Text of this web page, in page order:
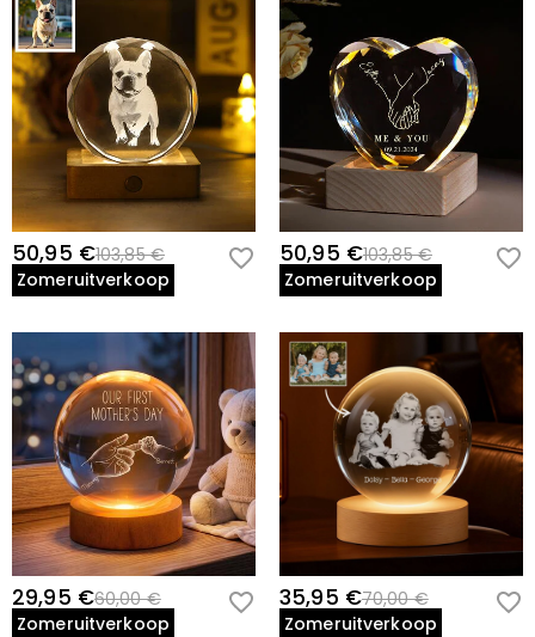
50,95 €103,85 €
Zomeruitverkoop
50,95 €103,85 €
Zomeruitverkoop
29,95 €60,00 €
Zomeruitverkoop
35,95 €70,00 €
Zomeruitverkoop